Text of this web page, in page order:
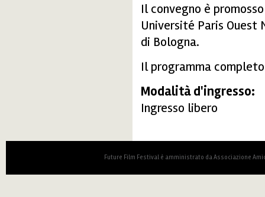
Il convegno è
Université Paris Ouest
di Bologna.
Il programma
Modalità d'ingresso:
Ingresso libero
Future Film Festival è amministrato da Associazione